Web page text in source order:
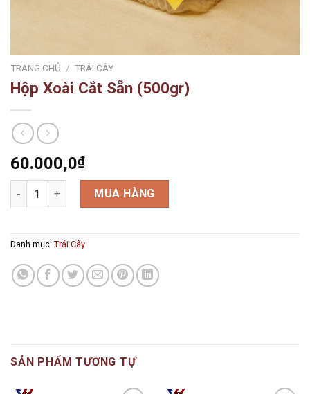
TRANG CHỦ / TRÁI CÂY
Hộp Xoài Cắt Sẵn (500gr)
60.000,0₫
Hộp Xoài Cắt Sẵn (500gr) số lượng
MUA HÀNG
Danh mục: Trái Cây
SẢN PHẨM TƯƠNG TỰ